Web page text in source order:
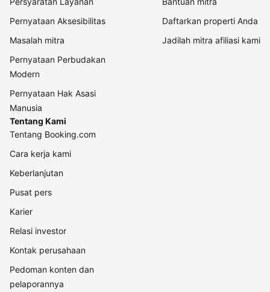
Pernyataan Aksesibilitas
Masalah mitra
Pernyataan Perbudakan
Modern
Pernyataan Hak Asasi
Manusia
Daftarkan properti Anda
Jadilah mitra afiliasi kami
Tentang Kami
Tentang Booking.com
Cara kerja kami
Keberlanjutan
Pusat pers
Karier
Relasi investor
Kontak perusahaan
Pedoman konten dan
pelaporannya